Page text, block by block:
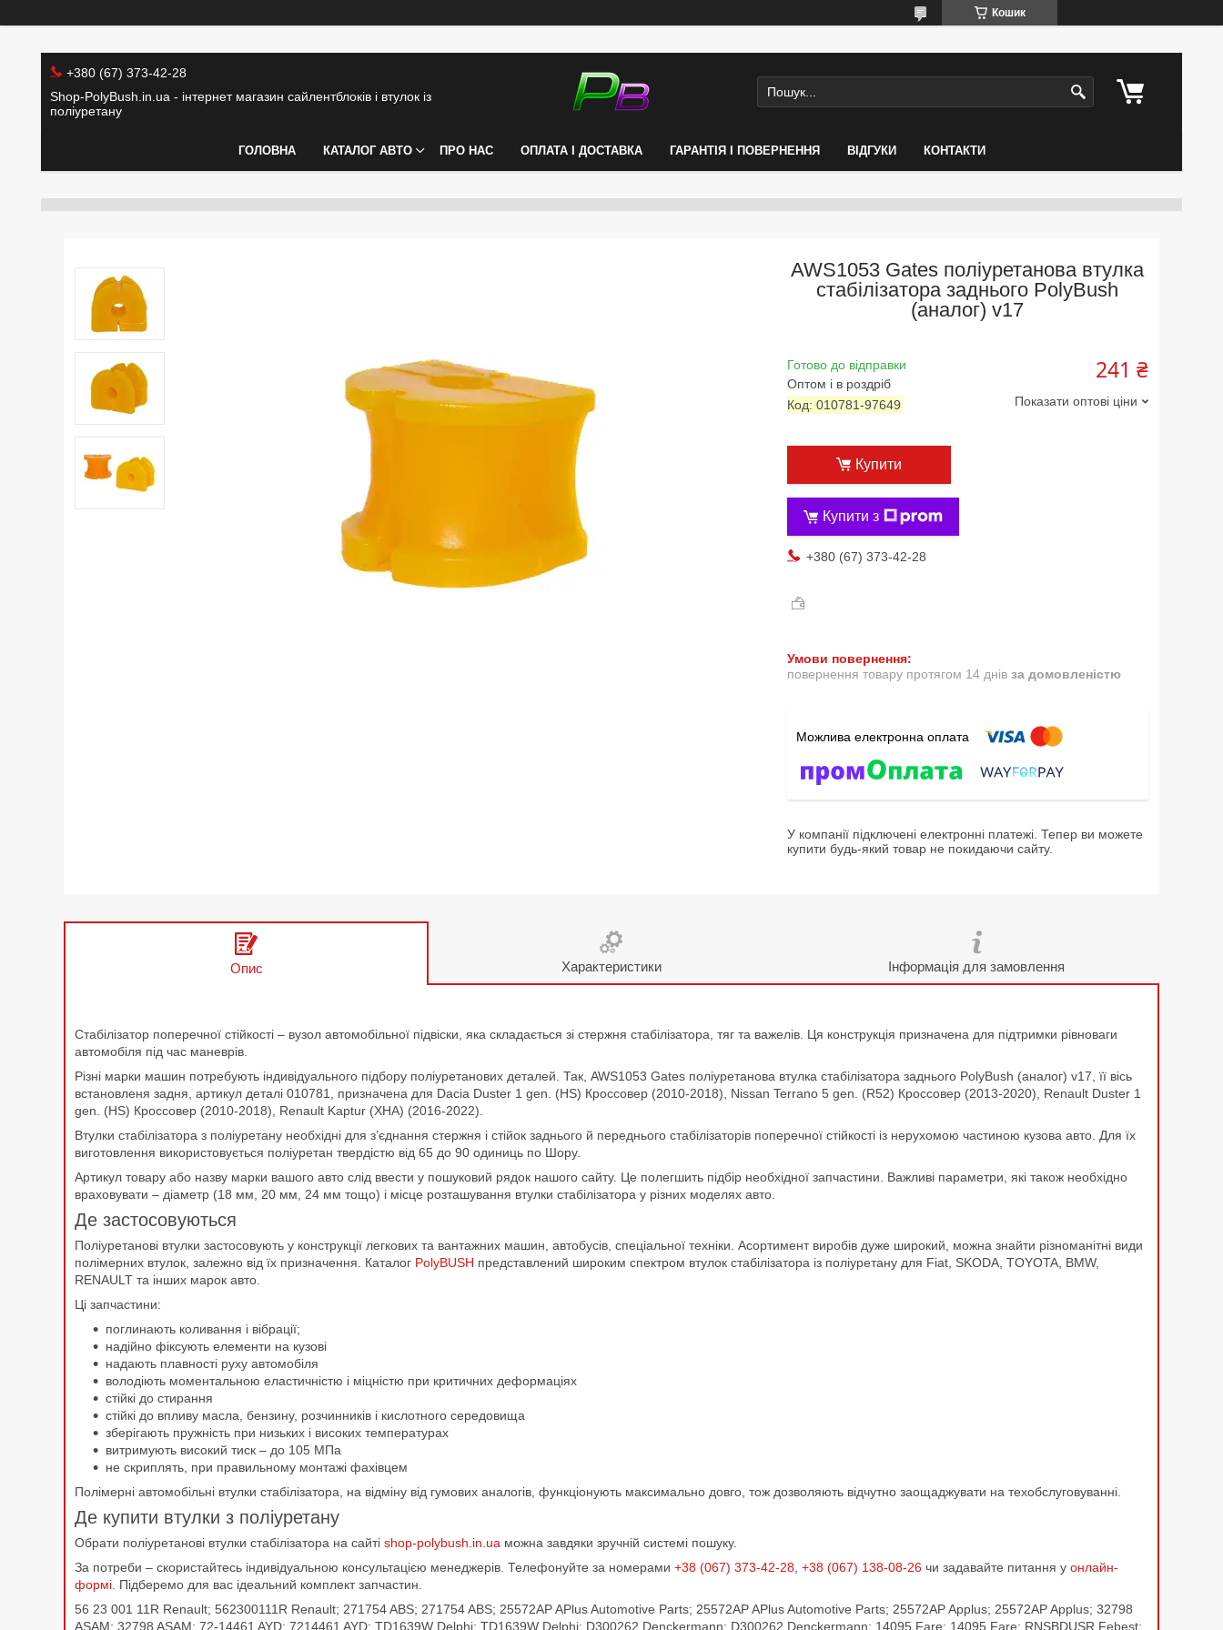
Кошик
+380 (67) 373-42-28
Shop-PolyBush.in.ua - інтернет магазин сайлентблоків і втулок із
поліуретану
ГОЛОВНА КАТАЛОГ АВТО ПРО НАС ОПЛАТА І ДОСТАВКА ГАРАНТІЯ І ПОВЕРНЕННЯ ВІДГУКИ КОНТАКТИ
AWS1053 Gates поліуретанова втулка
стабілізатора заднього PolyBush
(аналог) v17
Готово до відправки
Оптом і в роздріб
Код: 010781-97649
241 ₴
Показати оптові ціни
Купити
Купити з
+380 (67) 373-42-28
повернення товару протягом 14 днів за домовленістю
У компанії підключені електронні платежі. Тепер ви можете
купити будь-який товар не покидаючи сайту.
Опис Характеристики Інформація для замовлення
Стабілізатор поперечної стійкості – вузол автомобільної підвіски, яка складається зі стержня стабілізатора, тяг та важелів. Ця конструкція призначена для підтримки рівноваги
автомобіля під час маневрів.
Різні марки машин потребують індивідуального підбору поліуретанових деталей. Так, AWS1053 Gates поліуретанова втулка стабілізатора заднього PolyBush (аналог) v17, її вісь
встановленя задня, артикул деталі 010781, призначена для Dacia Duster 1 gen. (HS) Кроссовер (2010-2018), Nissan Terrano 5 gen. (R52) Кроссовер (2013-2020), Renault Duster 1
gen. (HS) Кроссовер (2010-2018), Renault Kaptur (XHA) (2016-2022).
Втулки стабілізатора з поліуретану необхідні для з’єднання стержня і стійок заднього й переднього стабілізаторів поперечної стійкості із нерухомою частиною кузова авто. Для їх
виготовлення використовується поліуретан твердістю від 65 до 90 одиниць по Шору.
Артикул товару або назву марки вашого авто слід ввести у пошуковий рядок нашого сайту. Це полегшить підбір необхідної запчастини. Важливі параметри, які також необхідно
враховувати – діаметр (18 мм, 20 мм, 24 мм тощо) і місце розташування втулки стабілізатора у різних моделях авто.
Де застосовуються
Поліуретанові втулки застосовують у конструкції легкових та вантажних машин, автобусів, спеціальної техніки. Асортимент виробів дуже широкий, можна знайти різноманітні види
полімерних втулок, залежно від їх призначення. Каталог PolyBUSH представлений широким спектром втулок стабілізатора із поліуретану для Fiat, SKODA, TOYOTA, BMW,
RENAULT та інших марок авто.
Ці запчастини:
поглинають коливання і вібрації;
надійно фіксують елементи на кузові
надають плавності руху автомобіля
володіють моментальною еластичністю і міцністю при критичних деформаціях
стійкі до стирання
стійкі до впливу масла, бензину, розчинників і кислотного середовища
зберігають пружність при низьких і високих температурах
витримують високий тиск – до 105 МПа
не скриплять, при правильному монтажі фахівцем
Полімерні автомобільні втулки стабілізатора, на відміну від гумових аналогів, функціонують максимально довго, тож дозволяють відчутно заощаджувати на техобслуговуванні.
Де купити втулки з поліуретану
Обрати поліуретанові втулки стабілізатора на сайті shop-polybush.in.ua можна завдяки зручній системі пошуку.
За потреби – скористайтесь індивідуальною консультацією менеджерів. Телефонуйте за номерами +38 (067) 373-42-28, +38 (067) 138-08-26 чи задавайте питання у онлайн-
формі. Підберемо для вас ідеальний комплект запчастин.
56 23 001 11R Renault; 562300111R Renault; 271754 ABS; 271754 ABS; 25572AP APlus Automotive Parts; 25572AP APlus Automotive Parts; 25572AP Applus; 25572AP Applus; 32798
ASAM; 32798 ASAM; 72-14461 AYD; 7214461 AYD; TD1639W Delphi; TD1639W Delphi; D300262 Denckermann; D300262 Denckermann; 14095 Fare; 14095 Fare; RNSBDUSR Febest;